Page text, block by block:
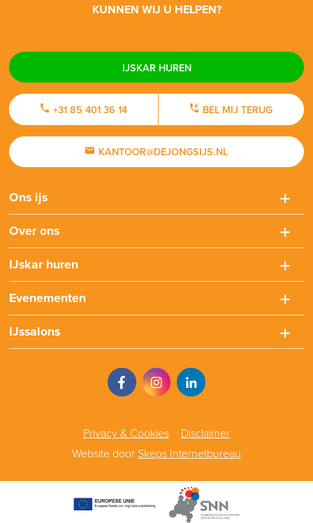
KUNNEN WIJ U HELPEN?
IJSKAR HUREN
+31 85 401 36 14 BEL MIJ TERUG
KANTOOR@DEJONGSIJS.NL
Ons ijs
Over ons
IJskar huren
Evenementen
IJssalons
Privacy & Cookies
Disclaimer
Website door Skeps Internetbureau